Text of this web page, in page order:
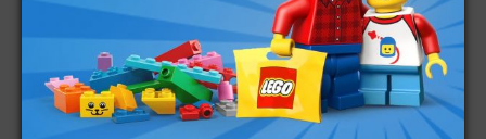
LEGO® ARCHE 1X3
0,29€
LEGO® ARCHE 1X3
0,50€
LEGO® ARCHE
INVERSÉE 1X3X2
0,20
LEGO® ARCHE
LEGO® ARCHE 1X4X2
LEGO® ARCHE 1X5X4